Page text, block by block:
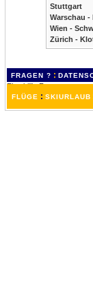
Stuttgart
Warschau -
Wien -
Zürich -
FRAGEN ? :
FLÜGE : SKIURLAUB